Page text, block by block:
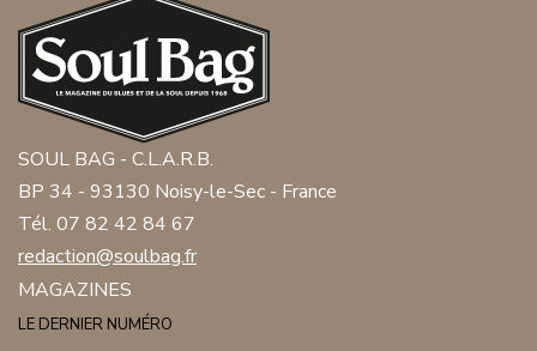
SOUL BAG - C.L.A.R.B.
BP 34 - 93130 Noisy-le-Sec - France
Tél. 07 82 42 84 67
redaction@soulbag.fr
MAGAZINES
LE DERNIER NUMÉRO